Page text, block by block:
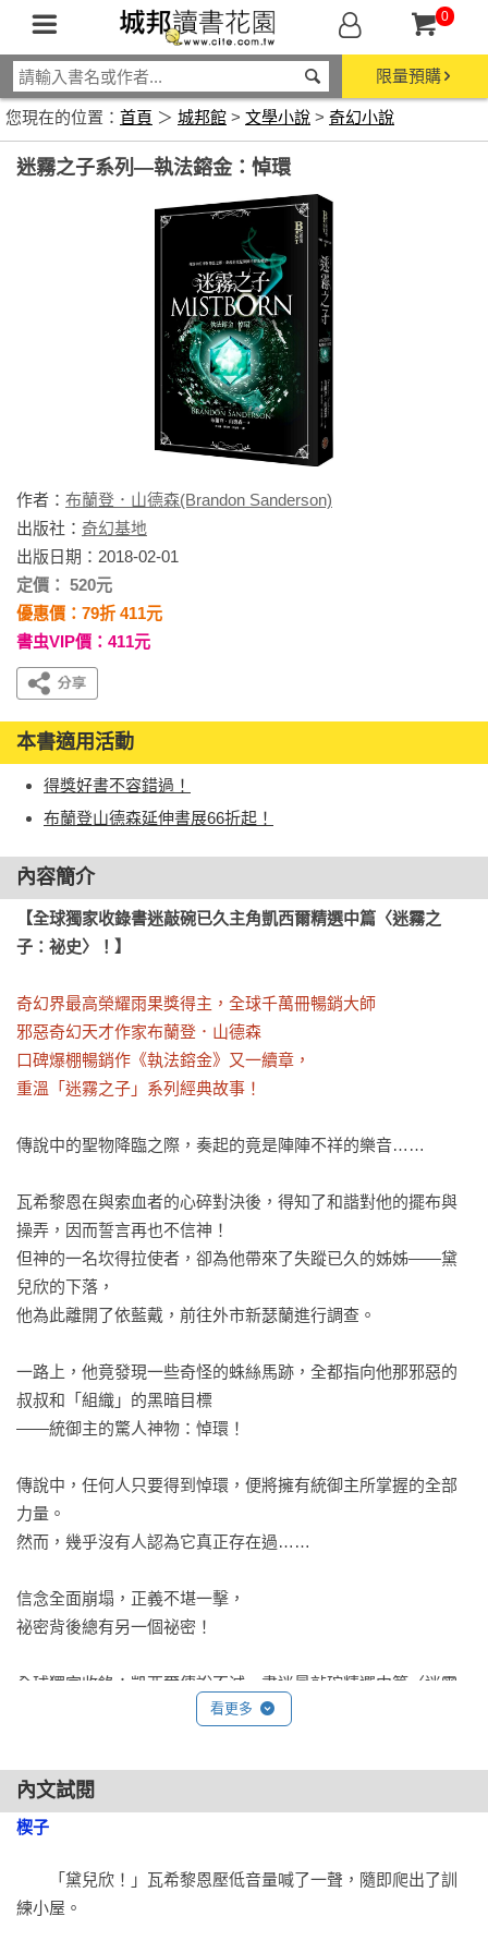
0
限量預購
您現在的位置： 首頁 ＞ 城邦館 > 文學小說 > 奇幻小說
迷霧之子系列—執法鎔金：悼環
作者： 布蘭登．山德森(Brandon Sanderson)
出版社： 奇幻基地
出版日期：2018-02-01
定價： 520元
優惠價：79折 411元
書虫VIP價：411元
本書適用活動
得獎好書不容錯過！
布蘭登山德森延伸書展66折起！
內容簡介
【全球獨家收錄書迷敲碗已久主角凱西爾精選中篇〈迷霧之
子：祕史〉！】
奇幻界最高榮耀雨果獎得主，全球千萬冊暢銷大師
邪惡奇幻天才作家布蘭登．山德森
口碑爆棚暢銷作《執法鎔金》又一續章，
重溫「迷霧之子」系列經典故事！
傳說中的聖物降臨之際，奏起的竟是陣陣不祥的樂音……
瓦希黎恩在與索血者的心碎對決後，得知了和諧對他的擺布與
操弄，因而誓言再也不信神！
但神的一名坎得拉使者，卻為他帶來了失蹤已久的姊姊——黛
兒欣的下落，
他為此離開了依藍戴，前往外市新瑟蘭進行調查。
一路上，他竟發現一些奇怪的蛛絲馬跡，全都指向他那邪惡的
叔叔和「組織」的黑暗目標
——統御主的驚人神物：悼環！
傳說中，任何人只要得到悼環，便將擁有統御主所掌握的全部
力量。
然而，幾乎沒有人認為它真正存在過……
信念全面崩塌，正義不堪一擊，
祕密背後總有另一個祕密！
全球獨家收錄：凱西爾傳說不滅、書迷最敲碗精選中篇〈迷霧
【《執法鎔金》系列之媒體與讀者熱情讚譽】
融合了《福爾摩斯》和《X戰警》的精采元素，這本刺激又令人
幽默。
——《出版人周刊》
看更多
內文試閱
楔子
「黛兒欣！」瓦希黎恩壓低音量喊了一聲，隨即爬出了訓
練小屋。